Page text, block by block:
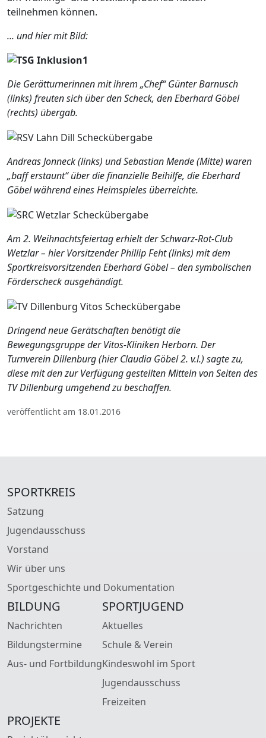
teilnehmen können.
... und hier mit Bild:
Die Gerätturnerinnen mit ihrem „Chef“ Günter Barnusch
(links) freuten sich über den Scheck, den Eberhard Göbel
(rechts) übergab.
Andreas Jonneck (links) und Sebastian Mende (Mitte) waren
„baff erstaunt“ über die finanzielle Beihilfe, die Eberhard
Göbel während eines Heimspieles überreichte.
Am 2. Weihnachtsfeiertag erhielt der Schwarz-Rot-Club
Wetzlar – hier Vorsitzender Phillip Feht (links) mit dem
Sportkreisvorsitzenden Eberhard Göbel – den symbolischen
Förderscheck ausgehändigt.
Dringend neue Gerätschaften benötigt die
Bewegungsgruppe der Vitos-Kliniken Herborn. Der
Turnverein Dillenburg (hier Claudia Göbel 2. v.l.) sagte zu,
diese mit den zur Verfügung gestellten Mitteln von Seiten des
TV Dillenburg umgehend zu beschaffen.
veröffentlicht am 18.01.2016
SPORTKREIS
Satzung
Jugendausschuss
Vorstand
Wir über uns
Sportgeschichte und Dokumentation
BILDUNG
Nachrichten
Bildungstermine
Aus- und Fortbildung
SPORTJUGEND
Aktuelles
Schule & Verein
Kindeswohl im Sport
Jugendausschuss
Freizeiten
PROJEKTE